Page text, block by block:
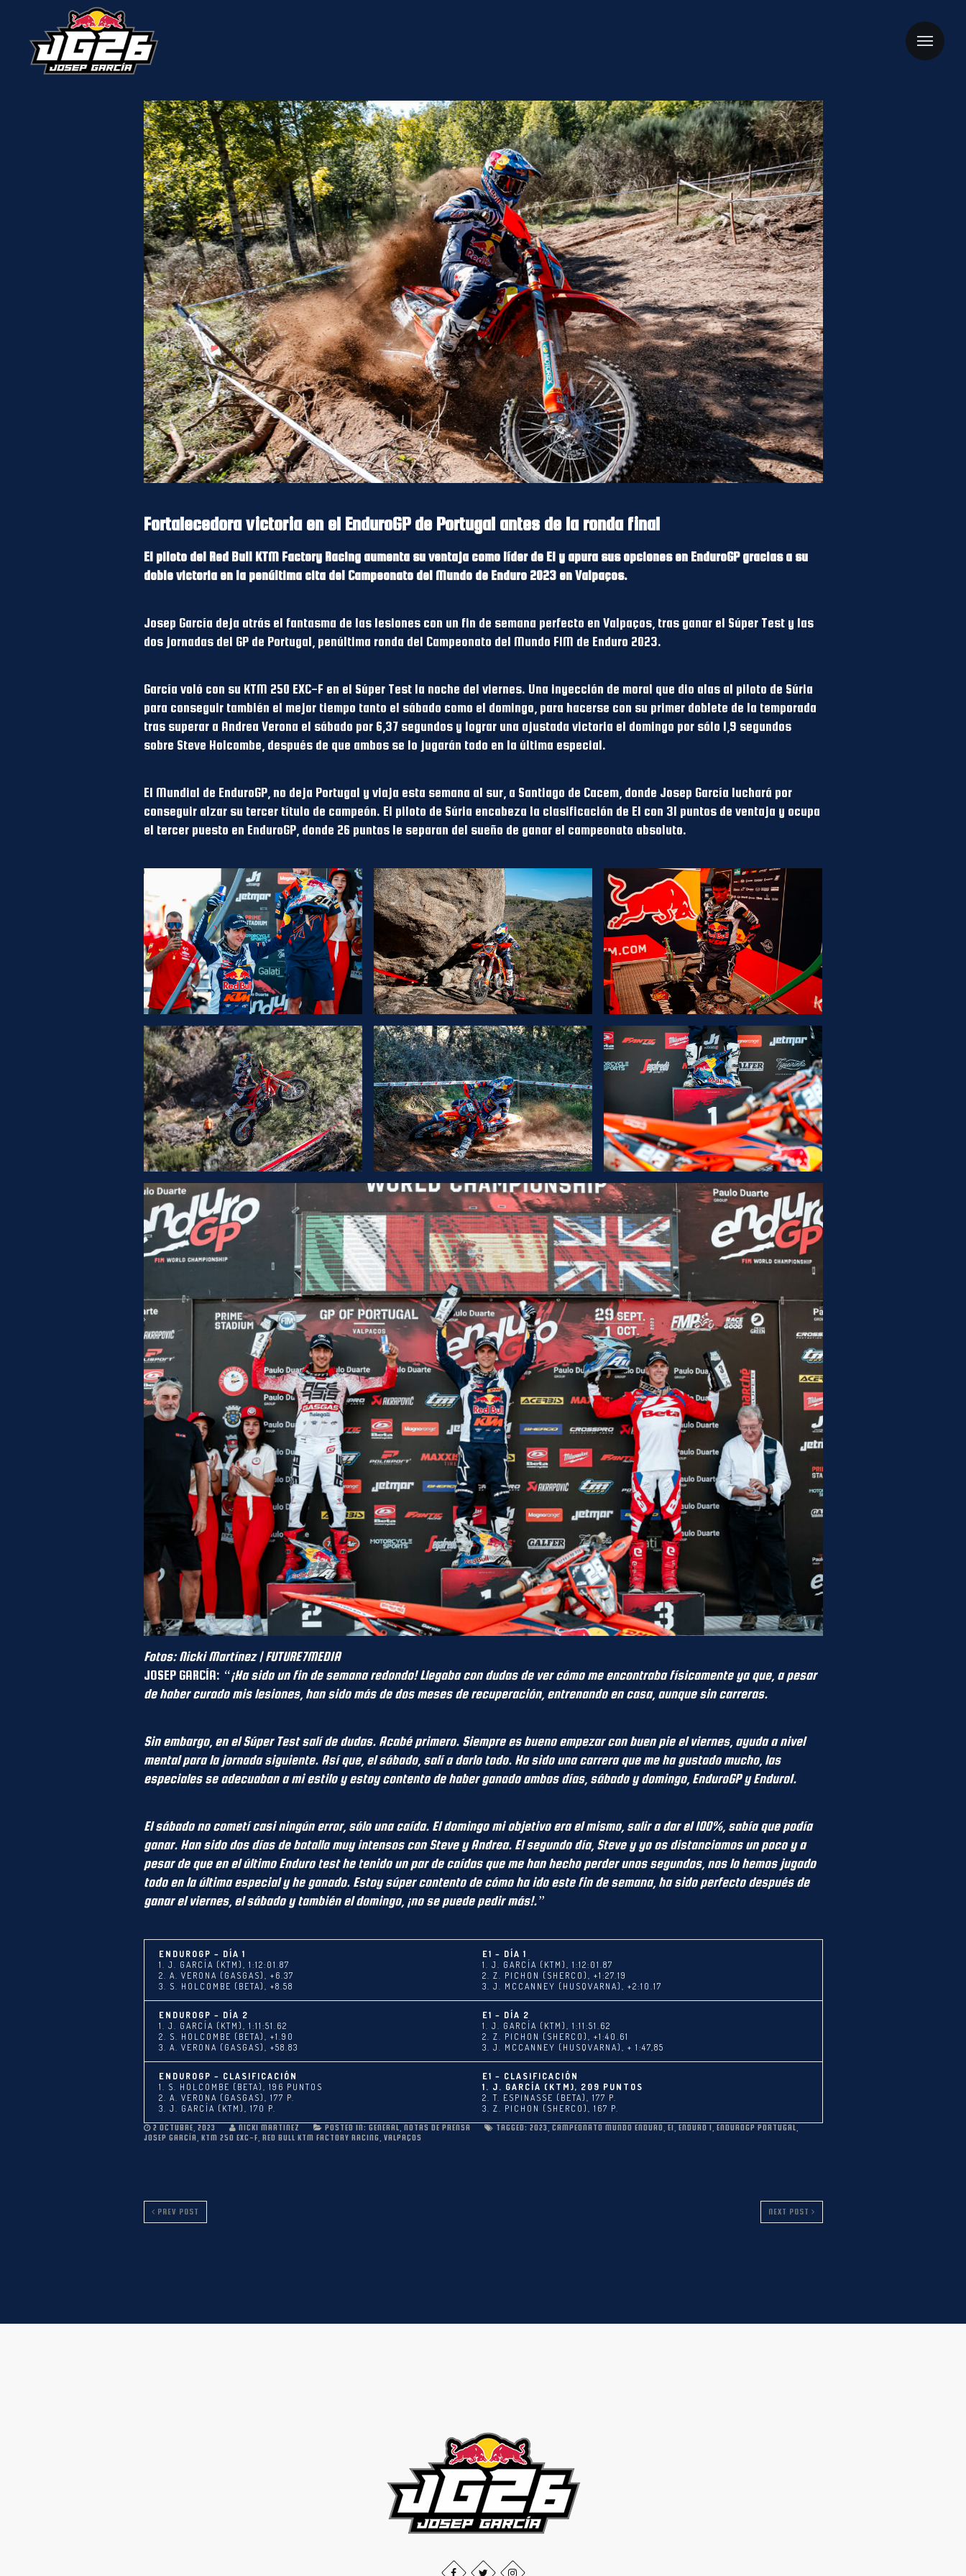
Fortalecedora victoria en el EnduroGP de Portugal antes de la ronda final
El piloto del Red Bull KTM Factory Racing aumenta su ventaja como líder de E1 y apura sus opciones en EnduroGP gracias a su
doble victoria en la penúltima cita del Campeonato del Mundo de Enduro 2023 en Valpaços.
Josep García deja atrás el fantasma de las lesiones con un fin de semana perfecto en Valpaços, tras ganar el Súper Test y las
dos jornadas del GP de Portugal, penúltima ronda del Campeonato del Mundo FIM de Enduro 2023.
García voló con su KTM 250 EXC-F en el Súper Test la noche del viernes. Una inyección de moral que dio alas al piloto de Súria
para conseguir también el mejor tiempo tanto el sábado como el domingo, para hacerse con su primer doblete de la temporada
tras superar a Andrea Verona el sábado por 6,37 segundos y lograr una ajustada victoria el domingo por sólo 1,9 segundos
sobre Steve Holcombe, después de que ambos se lo jugarán todo en la última especial.
El Mundial de EnduroGP, no deja Portugal y viaja esta semana al sur, a Santiago de Cacem, donde Josep García luchará por
conseguir alzar su tercer título de campeón. El piloto de Súria encabeza la clasificación de E1 con 31 puntos de ventaja y ocupa
el tercer puesto en EnduroGP, donde 26 puntos le separan del sueño de ganar el campeonato absoluto.
Fotos: Nicki Martínez | FUTURE7MEDIA
JOSEP GARCÍA: “¡Ha sido un fin de semana redondo! Llegaba con dudas de ver cómo me encontraba físicamente ya que, a pesar
de haber curado mis lesiones, han sido más de dos meses de recuperación, entrenando en casa, aunque sin carreras.
Sin embargo, en el Súper Test salí de dudas. Acabé primero. Siempre es bueno empezar con buen pie el viernes, ayuda a nivel
mental para la jornada siguiente. Así que, el sábado, salí a darlo todo. Ha sido una carrera que me ha gustado mucho, las
especiales se adecuaban a mi estilo y estoy contento de haber ganado ambos días, sábado y domingo, EnduroGP y Enduro1.
El sábado no cometí casi ningún error, sólo una caída. El domingo mi objetivo era el mismo, salir a dar el 100%, sabía que podía
ganar. Han sido dos días de batalla muy intensos con Steve y Andrea. El segundo día, Steve y yo os distanciamos un poco y a
pesar de que en el último Enduro test he tenido un par de caídas que me han hecho perder unos segundos, nos lo hemos jugado
todo en la última especial y he ganado. Estoy súper contento de cómo ha ido este fin de semana, ha sido perfecto después de
ganar el viernes, el sábado y también el domingo, ¡no se puede pedir más!.”
ENDUROGP – DÍA 1
1. J. GARCÍA (KTM), 1:12:01.87
2. A. VERONA (GASGAS), +6.37
3. S. HOLCOMBE (BETA), +8.58
E1 – DÍA 1
1. J. GARCÍA (KTM), 1:12:01.87
2. Z. PICHON (SHERCO), +1:27.19
3. J. MCCANNEY (HUSQVARNA), +2:10.17
ENDUROGP – DÍA 2
1. J. GARCÍA (KTM), 1:11:51.62
2. S. HOLCOMBE (BETA), +1.90
3. A. VERONA (GASGAS), +58.83
E1 – DÍA 2
1. J. GARCÍA (KTM), 1:11:51.62
2. Z. PICHON (SHERCO), +1:40.61
3. J. MCCANNEY (HUSQVARNA), + 1:47,85
ENDUROGP – CLASIFICACIÓN
1. S. HOLCOMBE (BETA), 196 PUNTOS
2. A. VERONA (GASGAS), 177 P.
3. J. GARCÍA (KTM), 170 P.
E1 – CLASIFICACIÓN
1. J. GARCÍA (KTM), 209 PUNTOS
2. T. ESPINASSE (BETA), 177 P.
3. Z. PICHON (SHERCO), 167 P.
2 OCTUBRE, 2023 NICKI MARTINEZ POSTED IN: GENERAL NOTAS DE PRENSA TAGGED: 2023 CAMPEONATO MUNDO ENDURO E1 ENDURO 1 ENDUROGP PORTUGAL
JOSEP GARCÍA
KTM 250 EXC-F RED BULL KTM FACTORY RACING VALPAÇOS
PREV POST NEXT POST